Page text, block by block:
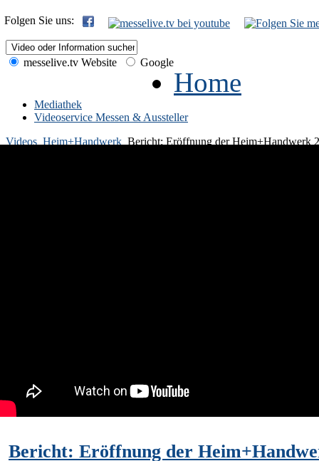
Folgen Sie uns:
messelive.tv Website Google
Home
Mediathek
Videoservice Messen & Aussteller
Videos Heim+Handwerk Bericht: Eröffnung der Heim+Handwerk
Bericht: Eröffnung der